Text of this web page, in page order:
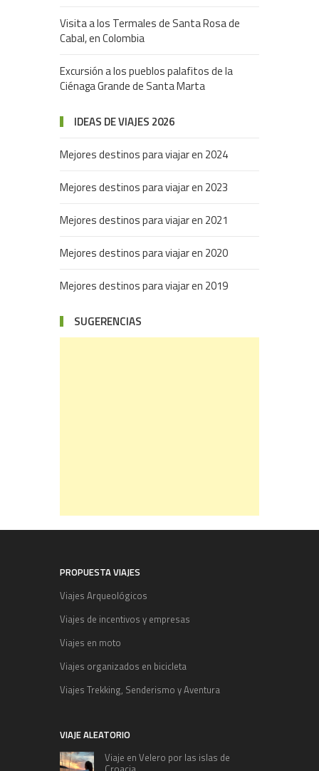
Visita a los Termales de Santa Rosa de
Cabal, en Colombia
Excursión a los pueblos palafitos de la
Ciénaga Grande de Santa Marta
IDEAS DE VIAJES 2026
Mejores destinos para viajar en 2024
Mejores destinos para viajar en 2023
Mejores destinos para viajar en 2021
Mejores destinos para viajar en 2020
Mejores destinos para viajar en 2019
SUGERENCIAS
PROPUESTA VIAJES
Viajes Arqueológicos
Viajes de incentivos y empresas
Viajes en moto
Viajes organizados en bicicleta
Viajes Trekking, Senderismo y Aventura
VIAJE ALEATORIO
Viaje en Velero por las islas de